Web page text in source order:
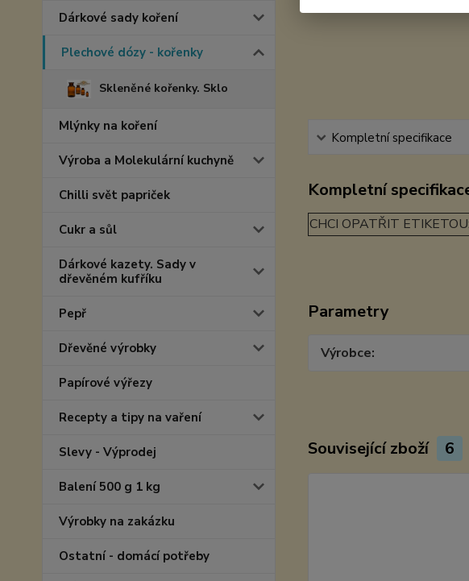
Dárkové sady koření
Plechové dózy - kořenky
Skleněné kořenky. Sklo
Mlýnky na koření
Výroba a Molekulární kuchyně
Chilli svět papriček
Cukr a sůl
Dárkové kazety. Sady v
dřevěném kufříku
Pepř
Dřevěné výrobky
Papírové výřezy
Recepty a tipy na vaření
Slevy - Výprodej
Balení 500 g 1 kg
Výrobky na zakázku
Ostatní - domácí potřeby
Kompletní specifikace
Kompletní
CHCI OPATŘIT ETIKETOU:
Parametry
Výrobce
Související zboží 6